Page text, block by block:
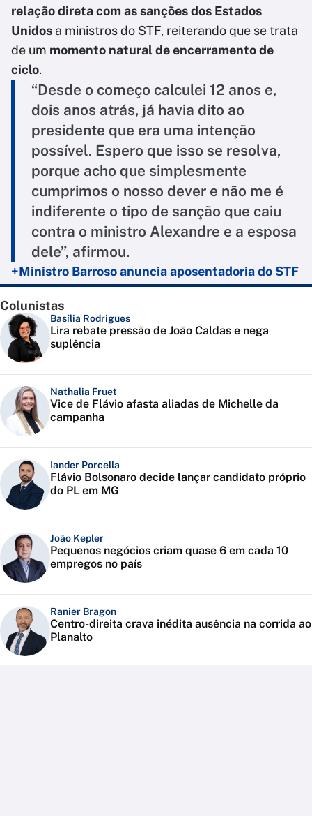
relação direta com as sanções dos Estados
Unidos a ministros do STF, reiterando que se trata
de um momento natural de encerramento de
ciclo.
“Desde o começo calculei 12 anos e,
dois anos atrás, já havia dito ao
presidente que era uma intenção
possível. Espero que isso se resolva,
porque acho que simplesmente
cumprimos o nosso dever e não me é
indiferente o tipo de sanção que caiu
contra o ministro Alexandre e a esposa
dele”, afirmou.
+Ministro Barroso anuncia aposentadoria do STF
Colunistas
Basília Rodrigues
Lira rebate pressão de João Caldas e nega
suplência
Nathalia Fruet
Vice de Flávio afasta aliadas de Michelle da
campanha
Iander Porcella
Flávio Bolsonaro decide lançar candidato próprio
do PL em MG
João Kepler
Pequenos negócios criam quase 6 em cada 10
empregos no país
Ranier Bragon
Centro-direita crava inédita ausência na corrida ao
Planalto